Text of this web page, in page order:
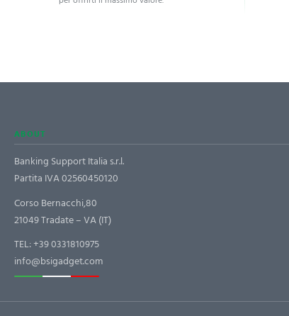
ABOUT
Banking Support Italia s.r.l.
Partita IVA 02560450120
Corso Bernacchi,80
21049 Tradate – VA (IT)
TEL:+39 0331810975
info@bsigadget.com